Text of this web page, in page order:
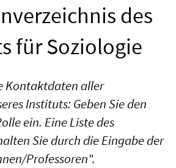
des
für Soziologie
Kontaktdaten aller
Instituts: Geben Sie den
ein. Eine Liste des
Sie durch die Eingabe der
Professoren".